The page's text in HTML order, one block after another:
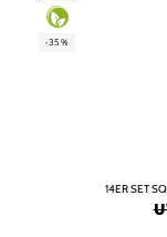
-35%
14ER SET